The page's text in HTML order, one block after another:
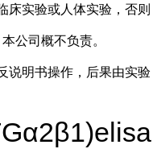
床实验或人 体实验，否则
公司概不负责。
说明书操作，后果由实验